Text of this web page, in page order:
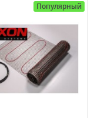
Популярный